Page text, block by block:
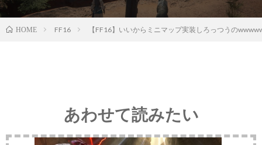
HOME FF16 【FF16】いいからミニマップ実装しろっつうの
あわせて読みたい